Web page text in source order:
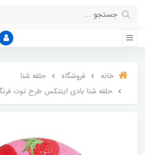
خانه فروشگاه
حلقه شنا
حلقه شنا بادی اینتکس طرح توت